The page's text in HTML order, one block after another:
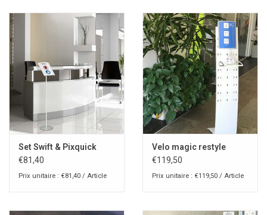
Set Swift & Pixquick
€81,40
Prix unitaire : €81,40 / Article
Velo magic restyle
€119,50
Prix unitaire : €119,50 / Article